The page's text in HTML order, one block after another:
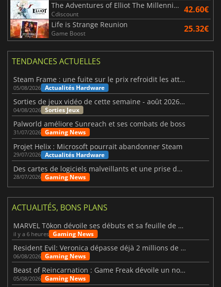
The Adventures of Elliot The Millennium Tales
Cdiscount 42.60€
Life is Strange Reunion
Game Boost 25.32€
TENDANCES ACTUELLES
Steam Frame : une fuite sur le prix refroidit les attentes VR
05/08/2026 Actualités Hardware
Sorties de jeux vidéo de cette semaine - août 2026 (semaine 32)
04/08/2026 Sorties Jeux
Palworld améliore Sunreach et ses combats de boss
31/07/2026 Gaming News
Projet Helix : Microsoft pourrait abandonner Steam
29/07/2026 Actualités Hardware
Des cartes de logiciels malveillants et une prise de contrôle de Discord ont touché Meccha Chameleon
28/07/2026 Gaming News
ACTUALITÉS, BONS PLANS
MARVEL Tōkon dévoile ses débuts et sa feuille de route
il y a 6 heures Gaming News
Resident Evil: Veronica dépasse déjà 2 millions de wishlists
06/08/2026 Gaming News
Beast of Reincarnation : Game Freak dévoile un nouveau pari
05/08/2026 Gaming News